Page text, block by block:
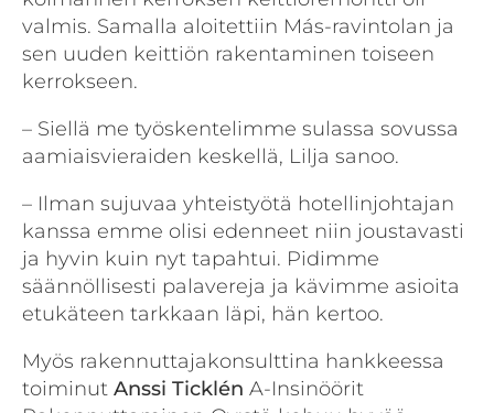
valmis. Samalla aloitettiin Más-ravintolan ja
sen uuden keittiön rakentaminen toiseen
kerrokseen.
– Siellä me työskentelimme sulassa sovussa
aamiaisvieraiden keskellä, Lilja sanoo.
– Ilman sujuvaa yhteistyötä hotellinjohtajan
kanssa emme olisi edenneet niin joustavasti
ja hyvin kuin nyt tapahtui. Pidimme
säännöllisesti palavereja ja kävimme asioita
etukäteen tarkkaan läpi, hän kertoo.
Myös rakennuttajakonsulttina hankkeessa
toiminut Anssi Ticklén A-Insinöörit